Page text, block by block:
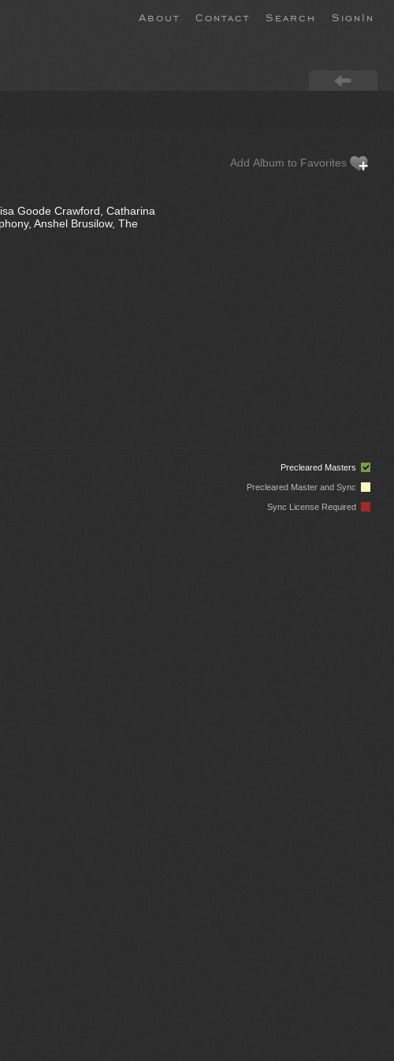
About Contact Search SignIn
Goode Crawford, Catharina
Anshel Brusilow, The
Add Album to Favorites
Precleared Masters
Precleared Master and Sync
Sync License Required